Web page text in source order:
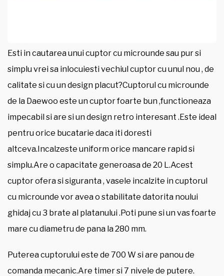
Esti in cautarea unui cuptor cu microunde sau pur si
simplu vrei sa inlocuiesti vechiul cuptor cu unul nou , de
calitate si cu un design placut?Cuptorul cu microunde
de la Daewoo este un cuptor foarte bun ,functioneaza
impecabil si are si un design retro interesant .Este ideal
pentru orice bucatarie daca iti doresti
altceva.Incalzeste uniform orice mancare rapid si
simplu.Are o capacitate generoasa de 20 L.Acest
cuptor ofera si siguranta , vasele incalzite in cuptorul
cu microunde vor avea o stabilitate datorita noului
ghidaj cu 3 brate al platanului .Poti pune si un vas foarte
mare cu diametru de pana la 280 mm.
Puterea cuptorului este de 700 W si are panou de
comanda mecanic.Are timer si 7 nivele de putere.